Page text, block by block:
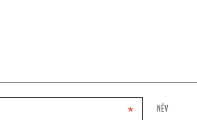
NÉV
*